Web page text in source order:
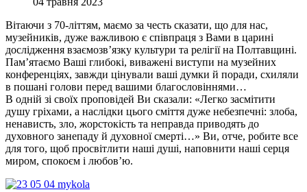
Вітаючи з 70-літтям, маємо за честь сказати, що для нас,
музейників, дуже важливою є співпраця з Вами в царині
дослідження взаємозв’язку культури та релігії на Полтавщині.
Пам’ятаємо Ваші глибокі, виважені виступи на музейних
конференціях, завжди цінували ваші думки й поради, схиляли
в пошані голови перед вашими благословіннями…
В одній зі своїх проповідей Ви сказали: «Легко засмітити
душу гріхами, а наслідки цього сміття дуже небезпечні: злоба,
ненависть, зло, жорстокість та неправда приводять до
духовного занепаду й духовної смерті…» Ви, отче, робите все
для того, щоб просвітлити наші душі, наповнити наші серця
миром, спокоєм і любов’ю.